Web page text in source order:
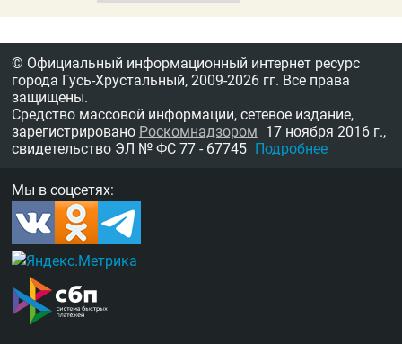
© Официальный информационный интернет ресурс
города Гусь-Хрустальный, 2009-2026 гг. Все права
защищены.
Средство массовой информации, сетевое издание,
зарегистрировано Роскомнадзором 17 ноября 2016 г.,
свидетельство ЭЛ № ФС 77 - 67745 Подробнее
Мы в соцсетях: